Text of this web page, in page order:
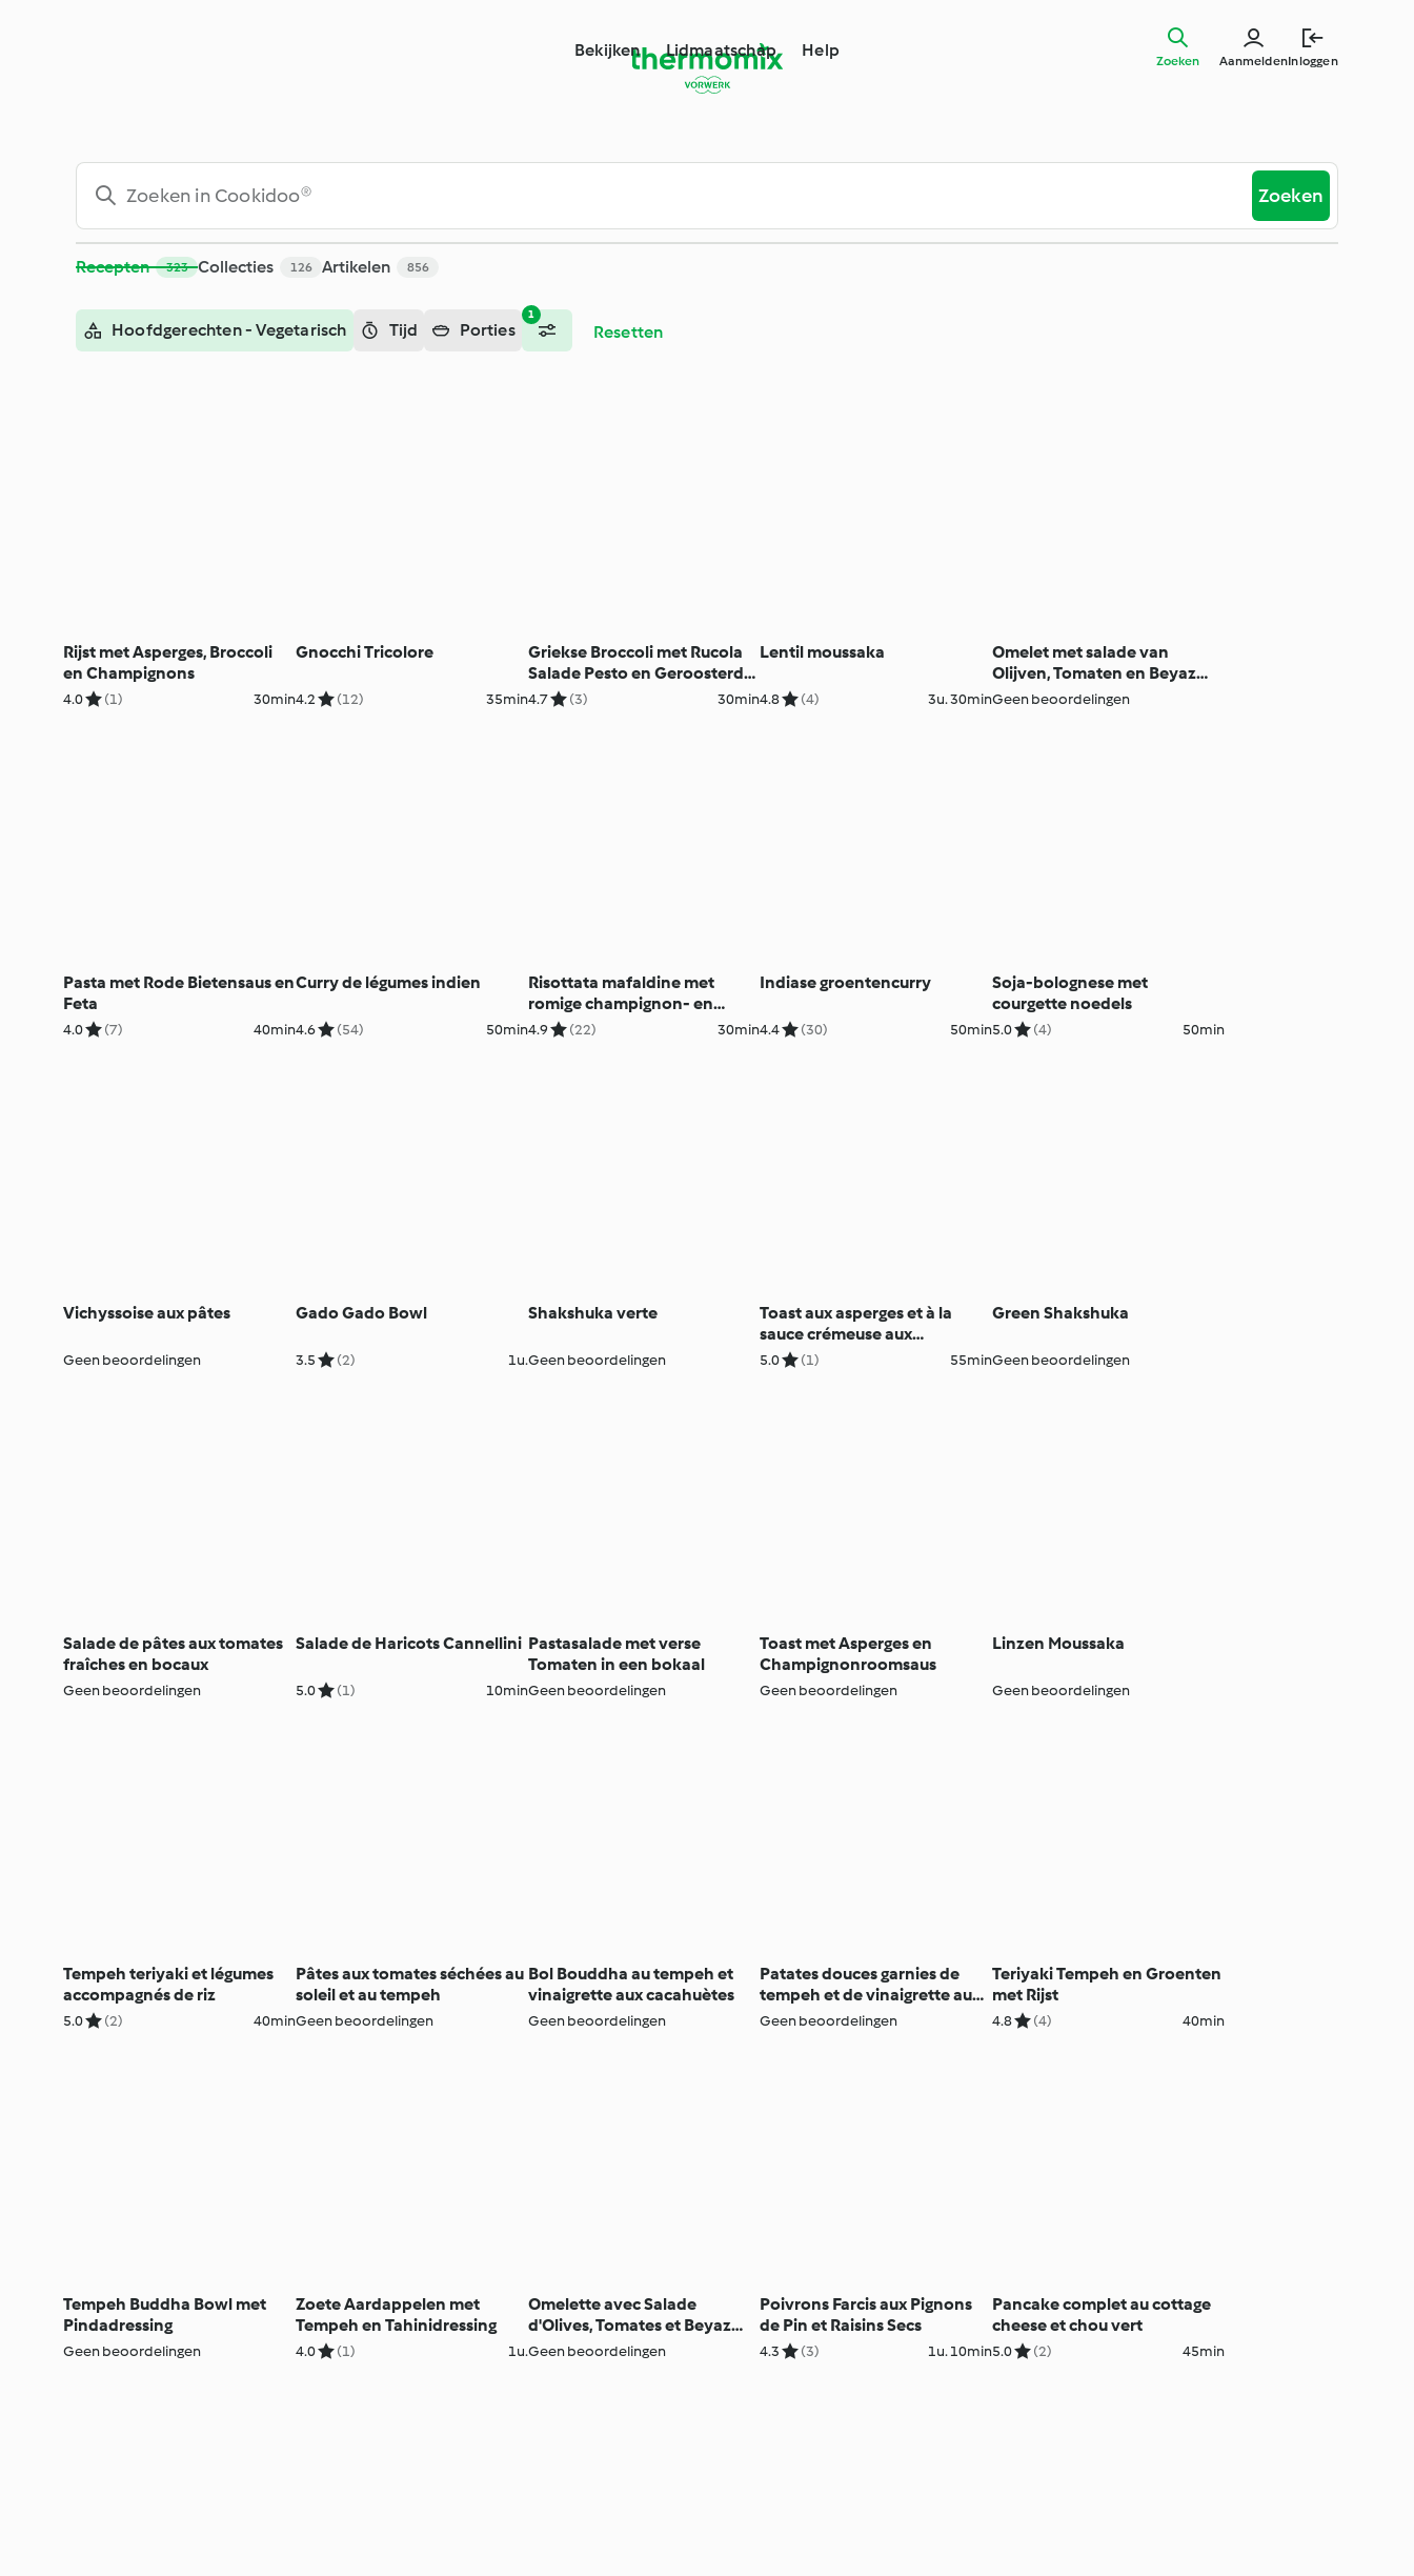
Bekijken Lidmaatschap Help
AanmeldenInloggen
Zoeken
Zoeken
Recepten 323 Collecties 126 Artikelen 856
1
Hoofdgerechten - Vegetarisch Tijd Porties Resetten
Rijst met Asperges, Broccoli
en Champignons
4.0 (1) 30min
Gnocchi Tricolore
4.2 (12) 35min
Griekse Broccoli met Rucola
Salade Pesto en Geroosterde
Citroen
4.7 (3) 30min
Lentil moussaka
4.8 (4) 3u. 30min
Omelet met salade van
Olijven, Tomaten en Beyaz
Peynir
Geen beoordelingen
Pasta met Rode Bietensaus en
Feta
4.0 (7) 40min
Curry de légumes indien
4.6 (54) 50min
Risottata mafaldine met
romige champignon- en
tomatensaus
4.9 (22) 30min
Indiase groentencurry
4.4 (30) 50min
Soja-bolognese met
courgette noedels
5.0 (4) 50min
Vichyssoise aux pâtes
Geen beoordelingen
Gado Gado Bowl
3.5 (2) 1u.
Shakshuka verte
Geen beoordelingen
Toast aux asperges et à la
sauce crémeuse aux
champignons
5.0 (1) 55min
Green Shakshuka
Geen beoordelingen
Salade de pâtes aux tomates
fraîches en bocaux
Geen beoordelingen
Salade de Haricots Cannellini
5.0 (1) 10min
Pastasalade met verse
Tomaten in een bokaal
Geen beoordelingen
Toast met Asperges en
Champignonroomsaus
Geen beoordelingen
Linzen Moussaka
Geen beoordelingen
Tempeh teriyaki et légumes
accompagnés de riz
5.0 (2) 40min
Pâtes aux tomates séchées au
soleil et au tempeh
Geen beoordelingen
Bol Bouddha au tempeh et
vinaigrette aux cacahuètes
Geen beoordelingen
Patates douces garnies de
tempeh et de vinaigrette au
tahini
Geen beoordelingen
Teriyaki Tempeh en Groenten
met Rijst
4.8 (4) 40min
Tempeh Buddha Bowl met
Pindadressing
Geen beoordelingen
Zoete Aardappelen met
Tempeh en Tahinidressing
4.0 (1) 1u.
Omelette avec Salade
d'Olives, Tomates et Beyaz
Peynir
Geen beoordelingen
Poivrons Farcis aux Pignons
de Pin et Raisins Secs
4.3 (3) 1u. 10min
Pancake complet au cottage
cheese et chou vert
5.0 (2) 45min